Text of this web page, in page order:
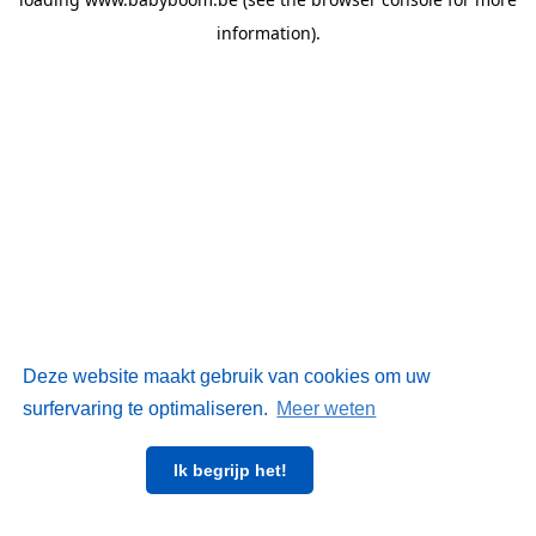
Deze website maakt gebruik van cookies om uw
surfervaring te optimaliseren. Meer weten
Ik begrijp het!
information).